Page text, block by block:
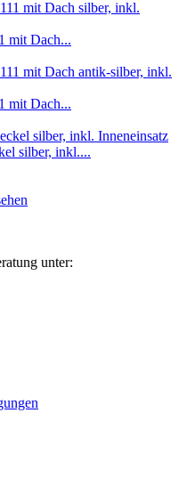
mit Dach...
mit Dach...
silber, inkl....
unter: